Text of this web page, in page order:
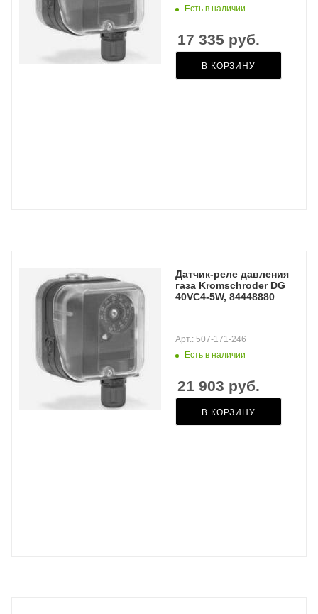
Есть в наличии
17 335 руб.
В КОРЗИНУ
Датчик-реле давления
газа Kromschroder DG
40VC4-5W, 84448880
Есть в наличии
Арт.: 507-171-246
21 903 руб.
В КОРЗИНУ